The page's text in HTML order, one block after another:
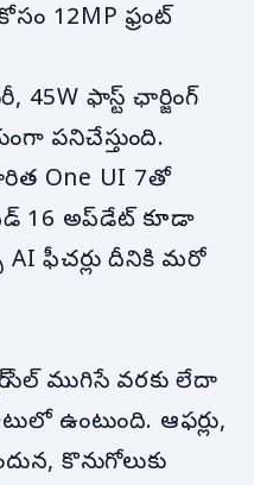
12MP ఫ్రంట్
45W ఫాస్ట్ ఛార్జింగ్
పనిచేస్తుంది.
One UI 7తో
16 అప్‌డేట్ కూడా
ఫీచర్లు దీనికి మరో
ముగిసే వరకు లేదా
ఉంటుంది. ఆఫర్లు,
కొనుగోలుకు